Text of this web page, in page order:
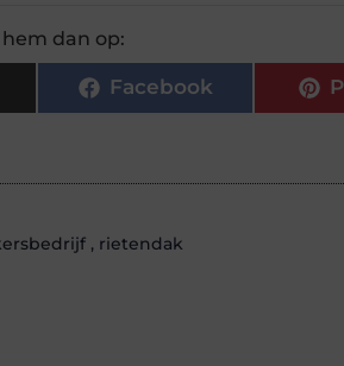
dan op:
Facebook
, rietendak